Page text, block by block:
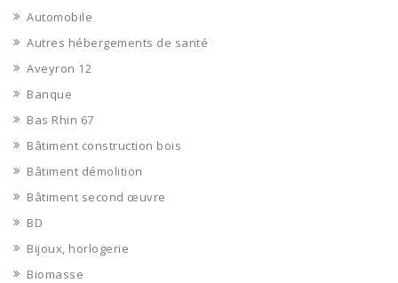
Automobile
Autres hébergements de santé
Aveyron 12
Banque
Bas Rhin 67
Bâtiment construction bois
Bâtiment démolition
Bâtiment second œuvre
BD
Bijoux, horlogerie
Biomasse